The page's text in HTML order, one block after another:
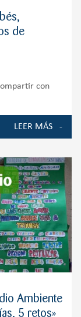
de
con
la vida del
un año de
LEER MÁS
Ambiente
5 retos»